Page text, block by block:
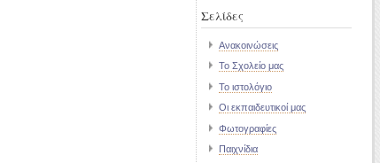
Σελίδες
Ανακοινώσεις
Το Σχολείο μας
Το ιστολόγιο
Οι εκπαιδευτικοί μας
Φωτογραφίες
Παιχνίδια